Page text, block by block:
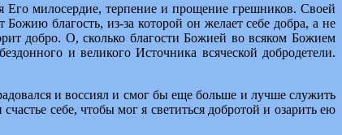
Его милосердие, терпение и прощение грешников. Своей
благость, из-за которой он желает себе добра, а не
добро. О, сколько благости Божией во всяком Божием
и великого Источника всяческой добродетели.
и воссиял и смог бы еще больше и лучше служить
себе, чтобы мог я светиться добротой и озарить ею